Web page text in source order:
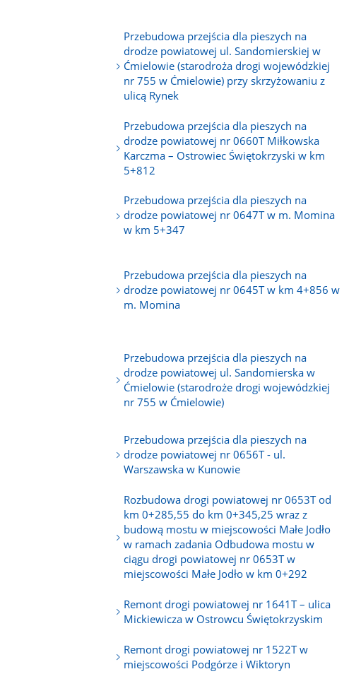
Przebudowa przejścia dla pieszych na
drodze powiatowej ul. Sandomierskiej w
Ćmielowie (starodroża drogi wojewódzkiej
nr 755 w Ćmielowie) przy skrzyżowaniu z
ulicą Rynek
Przebudowa przejścia dla pieszych na
drodze powiatowej nr 0660T Miłkowska
Karczma – Ostrowiec Świętokrzyski w km
5+812
Przebudowa przejścia dla pieszych na
drodze powiatowej nr 0647T w m. Momina
w km 5+347
Przebudowa przejścia dla pieszych na
drodze powiatowej nr 0645T w km 4+856 w
m. Momina
Przebudowa przejścia dla pieszych na
drodze powiatowej ul. Sandomierska w
Ćmielowie (starodroże drogi wojewódzkiej
nr 755 w Ćmielowie)
Przebudowa przejścia dla pieszych na
drodze powiatowej nr 0656T - ul.
Warszawska w Kunowie
Rozbudowa drogi powiatowej nr 0653T od
km 0+285,55 do km 0+345,25 wraz z
budową mostu w miejscowości Małe Jodło
w ramach zadania Odbudowa mostu w
ciągu drogi powiatowej nr 0653T w
miejscowości Małe Jodło w km 0+292
Remont drogi powiatowej nr 1641T – ulica
Mickiewicza w Ostrowcu Świętokrzyskim
Remont drogi powiatowej nr 1522T w
miejscowości Podgórze i Wiktoryn